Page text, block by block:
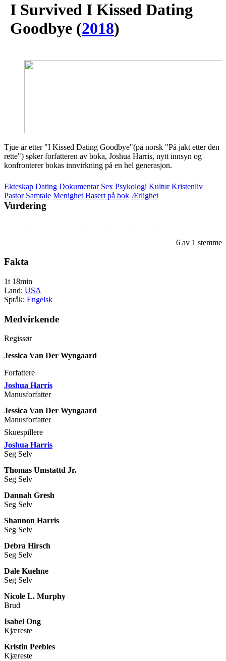
I Survived I Kissed Dating
Goodbye (2018)
Tjue år etter "I Kissed Dating Goodbye"(på norsk "På jakt etter den
rette") søker forfatteren av boka, Joshua Harris, nytt innsyn og
konfronterer bokas innvirkning på en hel generasjon.
Ekteskap Dating Dokumentar Sex Psykologi Kultur Kristenliv
Pastor Samtale Menighet Basert på bok Ærlighet
Vurdering
6 av 1 stemme
Fakta
1t 18min
Land: USA
Språk: Engelsk
Medvirkende
Regissør
Jessica Van Der Wyngaard
Forfattere
Joshua Harris
Manusforfatter
Jessica Van Der Wyngaard
Manusforfatter
Skuespillere
Joshua Harris
Seg Selv
Thomas Umstattd Jr.
Seg Selv
Dannah Gresh
Seg Selv
Shannon Harris
Seg Selv
Debra Hirsch
Seg Selv
Dale Kuehne
Seg Selv
Nicole L. Murphy
Brud
Isabel Ong
Kjæreste
Kristin Peebles
Kjæreste